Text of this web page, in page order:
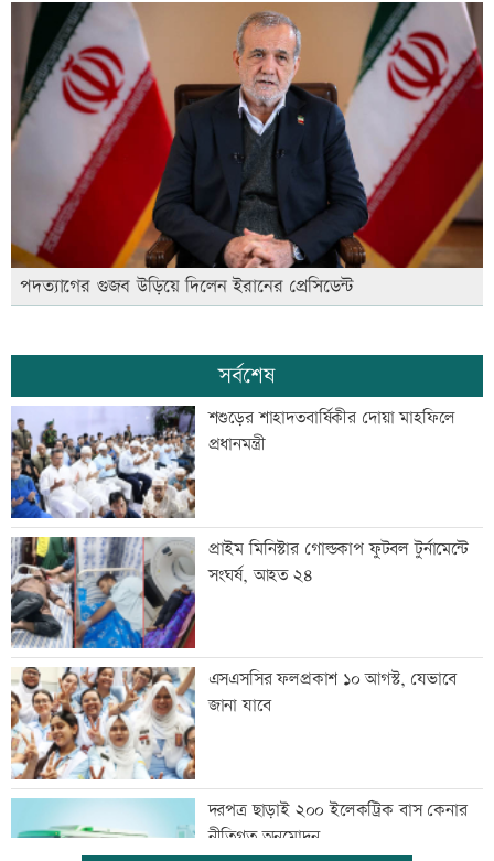
পদত্যাগের গুজব উড়িয়ে দিলেন ইরানের প্রেসিডেন্ট
সর্বশেষ
শশুড়ের শাহাদতবার্ষিকীর দোয়া মাহফিলে
প্রধানমন্ত্রী
প্রাইম মিনিস্টার গোল্ডকাপ ফুটবল টুর্নামেন্টে
সংঘর্ষ, আহত ২৪
এসএসসির ফলপ্রকাশ ১০ আগস্ট, যেভাবে
জানা যাবে
দরপত্র ছাড়াই ২০০ ইলেকট্রিক বাস কেনার
নীতিগত অনুমোদন